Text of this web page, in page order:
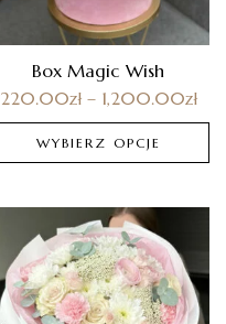
Box Magic Wish
220.00zł– 1,200.00zł
WYBIERZ OPCJE